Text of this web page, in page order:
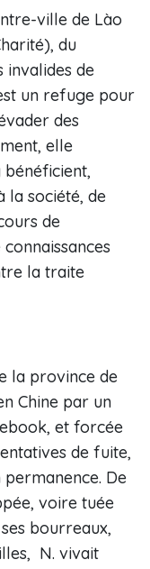
ville de Lào
du
invalides de
un refuge pour
des
elle
la société, de
de
la traite
la province de
Chine par un
et forcée
de fuite,
De
voire tuée
bourreaux,
N. vivait